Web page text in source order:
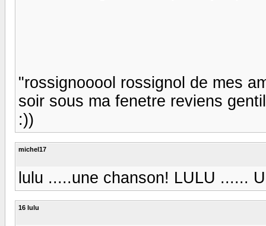
"rossignooool rossignol de mes
soir sous ma fenetre reviens
:))
michel17
lulu .....une chanson! LULU ......
16 lulu